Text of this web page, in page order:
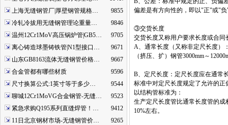
上海无缝钢管厂|厚壁钢管规格…
9855
冷轧冷拔用无缝钢管理论重量…
9846
温州12Cr1MoV高压锅炉管|GB5…
9705
离心铸造球墨铸铁管|N1型接口…
9671
山东GB8163流体无缝钢管价格…
9667
合金管都有哪些材质
9596
尺寸换算公式:1英寸等于多少…
9544
聊城12Cr1MoVG合金钢管-无缝…
9523
紧急求购Q195系列直缝焊管！…
9412
11日北京钢材市场-无缝钢管价…
9265
偏差是有方向性的，即以"正"或"
③交货长度
交货长度又称用户要求长度或合
A、通常长度（又称非定尺长度）
（挤压、扩）钢管3000mm～
B、定尺长度：定尺长度应在通常
标准中对定尺长度规定了允许的正
以结构管标准为：
生产定尺长度管比通常长度管的
10%左右。